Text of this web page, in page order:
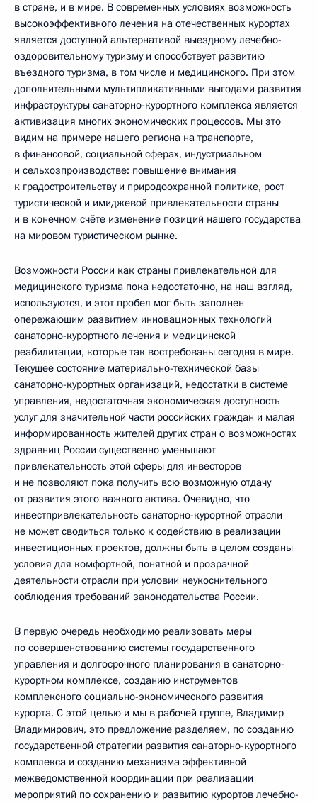
в стране, и в мире. В современных условиях возможность
высокоэффективного лечения на отечественных курортах
является доступной альтернативой выездному лечебно-
оздоровительному туризму и способствует развитию
въездного туризма, в том числе и медицинского. При этом
дополнительными мультипликативными выгодами развития
инфраструктуры санаторно-курортного комплекса является
активизация многих экономических процессов. Мы это
видим на примере нашего региона на транспорте,
в финансовой, социальной сферах, индустриальном
и сельхозпроизводстве: повышение внимания
к градостроительству и природоохранной политике, рост
туристической и имиджевой привлекательности страны
и в конечном счёте изменение позиций нашего государства
на мировом туристическом рынке.
Возможности России как страны привлекательной для
медицинского туризма пока недостаточно, на наш взгляд,
используются, и этот пробел мог быть заполнен
опережающим развитием инновационных технологий
санаторно-курортного лечения и медицинской
реабилитации, которые так востребованы сегодня в мире.
Текущее состояние материально-технической базы
санаторно-курортных организаций, недостатки в системе
управления, недостаточная экономическая доступность
услуг для значительной части российских граждан и малая
информированность жителей других стран о возможностях
здравниц России существенно уменьшают
привлекательность этой сферы для инвесторов
и не позволяют пока получить всю возможную отдачу
от развития этого важного актива. Очевидно, что
инвестпривлекательность санаторно-курортной отрасли
не может сводиться только к содействию в реализации
инвестиционных проектов, должны быть в целом созданы
условия для комфортной, понятной и прозрачной
деятельности отрасли при условии неукоснительного
соблюдения требований законодательства России.
В первую очередь необходимо реализовать меры
по совершенствованию системы государственного
управления и долгосрочного планирования в санаторно-
курортном комплексе, созданию инструментов
комплексного социально-экономического развития
курорта. С этой целью и мы в рабочей группе, Владимир
Владимирович, это предложение разделяем, по созданию
государственной стратегии развития санаторно-курортного
комплекса и созданию механизма эффективной
межведомственной координации при реализации
мероприятий по сохранению и развитию курортов лечебно-